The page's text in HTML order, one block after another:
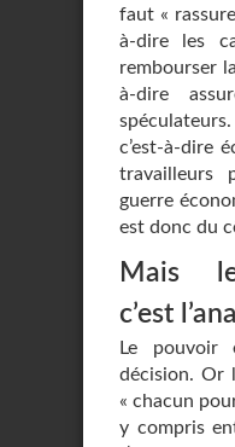
faut «
à-dire les
rembourser
à-dire
c’est-à-dire
travailleurs
guerre
est donc du
Mais
c’est
Le pouvoir
décision. Or
« chacun
y compris